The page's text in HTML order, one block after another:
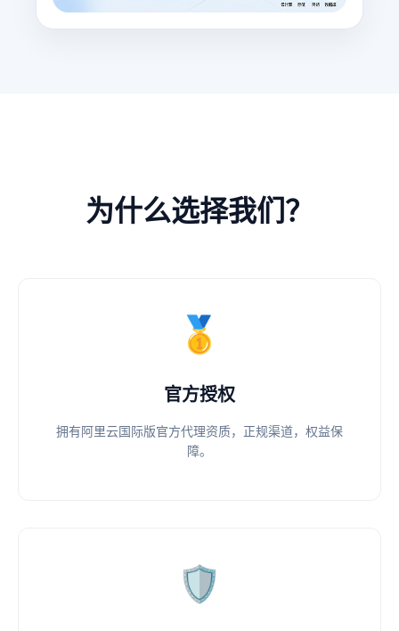
为什么选择我们？
🥇
官方授权
拥有阿里云国际版官方代理资质，正规渠道，权益保
障。
🛡️